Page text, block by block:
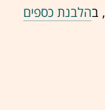
, בהלבנת כספים